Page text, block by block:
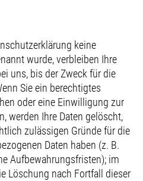
keine
wurde, verbleiben Ihre
uns, bis der Zweck für die
Sie ein berechtigtes
oder eine Einwilligung zur
werden Ihre Daten gelöscht,
zulässigen Gründe für die
Daten haben (z. B.
Aufbewahrungsfristen); im
Löschung nach Fortfall dieser